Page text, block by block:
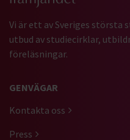
Vi är ett av Sveriges
utbud av studiecirklar,
föreläsningar.
GENVÄGAR
Kontakta oss
Press